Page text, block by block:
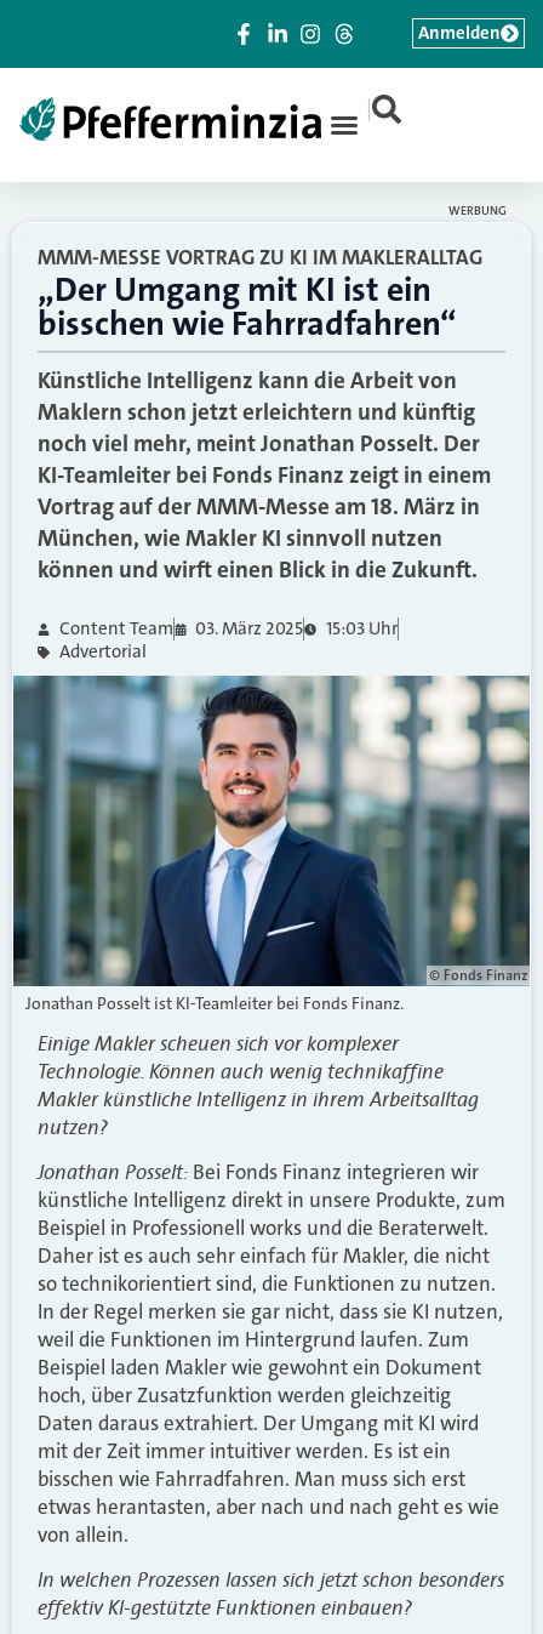
|
Anmelden
WERBUNG
MMM-MESSE VORTRAG ZU KI IM MAKLERALLTAG
„Der Umgang mit KI ist ein
bisschen wie Fahrradfahren“
Künstliche Intelligenz kann die Arbeit von
Maklern schon jetzt erleichtern und künftig
noch viel mehr, meint Jonathan Posselt. Der
KI-Teamleiter bei Fonds Finanz zeigt in einem
Vortrag auf der MMM-Messe am 18. März in
München, wie Makler KI sinnvoll nutzen
können und wirft einen Blick in die Zukunft.
Content Team 03. März 2025
15:03 Uhr
Advertorial
© Fonds Finanz
Jonathan Posselt ist KI-Teamleiter bei Fonds Finanz.
Einige Makler scheuen sich vor komplexer
Technologie. Können auch wenig technikaffine
Makler künstliche Intelligenz in ihrem Arbeitsalltag
nutzen?
Jonathan Posselt: Bei Fonds Finanz integrieren wir
künstliche Intelligenz direkt in unsere Produkte, zum
Beispiel in Professionell works und die Beraterwelt.
Daher ist es auch sehr einfach für Makler, die nicht
so technikorientiert sind, die Funktionen zu nutzen.
In der Regel merken sie gar nicht, dass sie KI nutzen,
weil die Funktionen im Hintergrund laufen. Zum
Beispiel laden Makler wie gewohnt ein Dokument
hoch, über Zusatzfunktion werden gleichzeitig
Daten daraus extrahiert. Der Umgang mit KI wird
mit der Zeit immer intuitiver werden. Es ist ein
bisschen wie Fahrradfahren. Man muss sich erst
etwas herantasten, aber nach und nach geht es wie
von allein.
In welchen Prozessen lassen sich jetzt schon besonders
effektiv KI-gestützte Funktionen einbauen?